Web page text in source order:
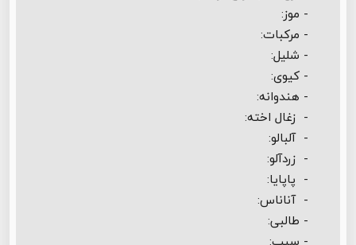
- موز:
- مرکبات:
- شلیل:
- کیوی:
- هندوانه:
- زغال اخته:
- آلبالو:
- زردآلو:
- پاپایا:
- آناناس:
- طالبی:
- سيب: